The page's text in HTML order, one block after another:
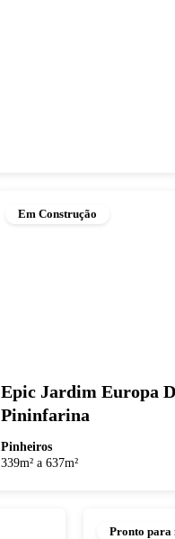
Em Construção
Epic Jardim Europa
Pininfarina
Pinheiros
339m² a 637m²
Pronto